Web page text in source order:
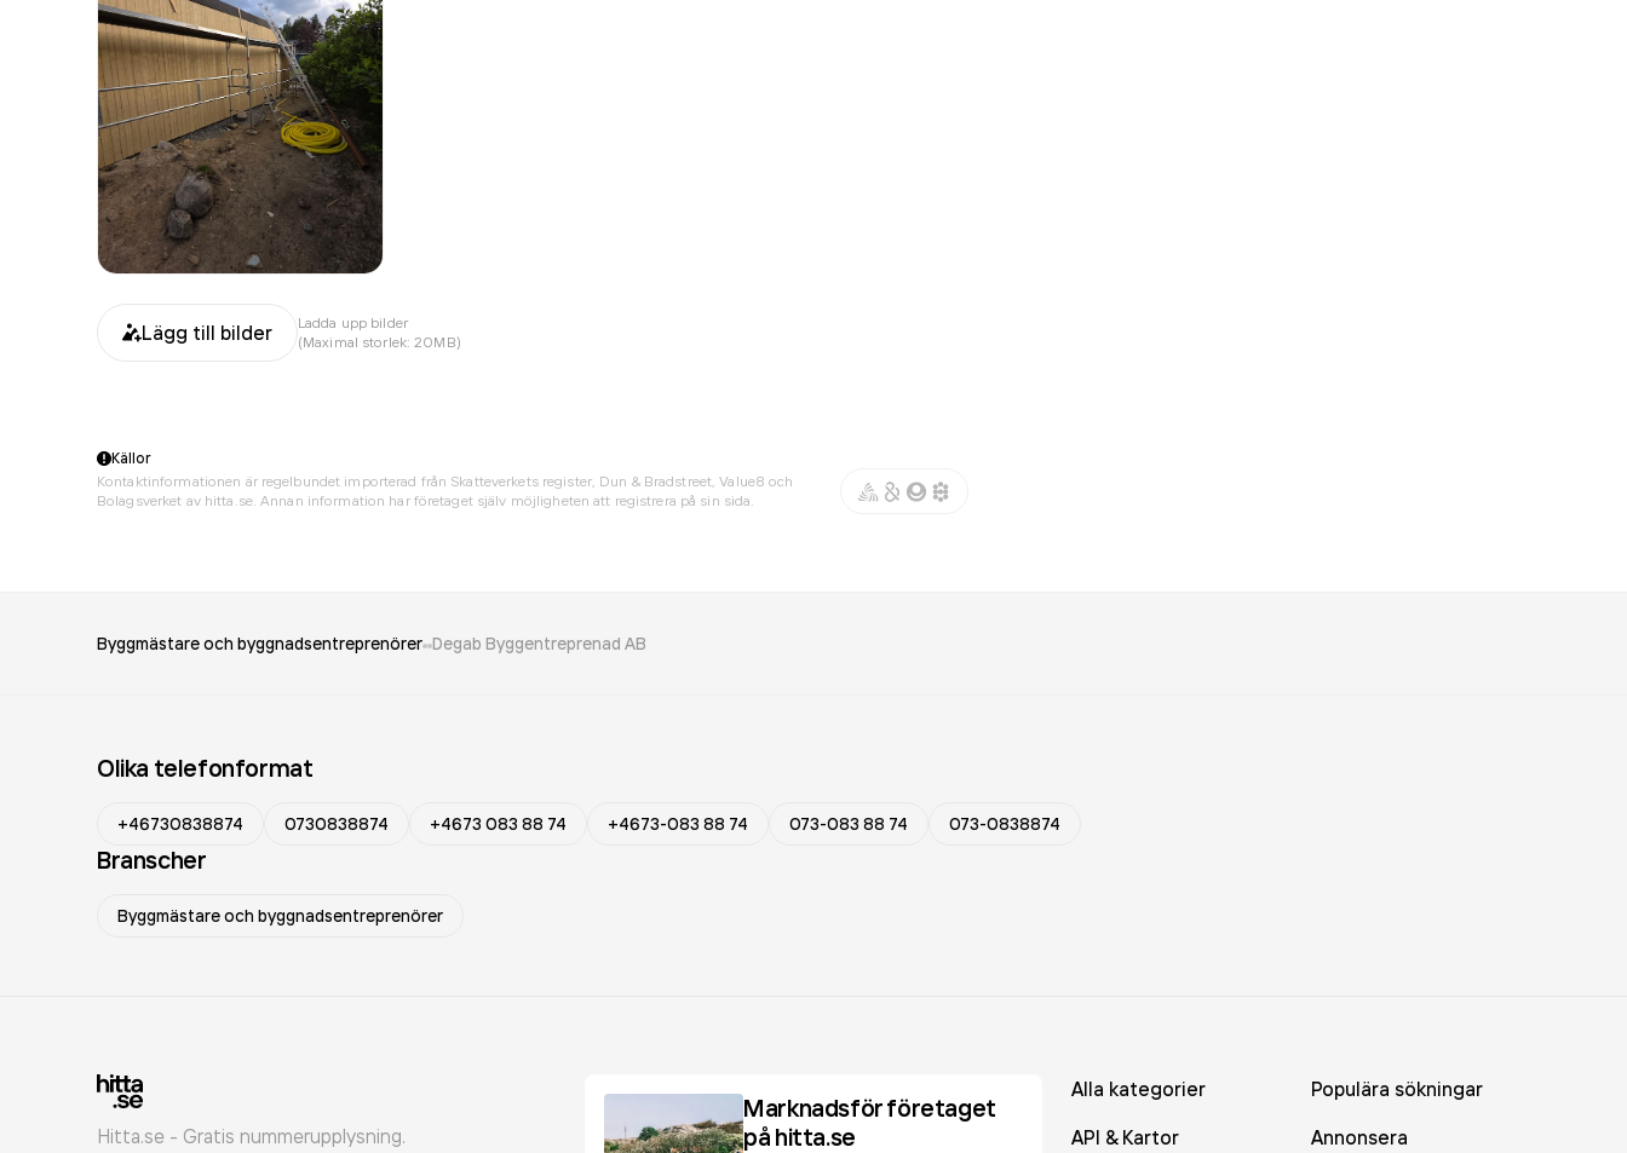
Lägg till bilder
Ladda upp bilder
(Maximal storlek: 20MB)
Källor
Kontaktinformationen är regelbundet importerad från Skatteverkets register, Dun & Bradstreet, Value8 och
Bolagsverket av hitta.se. Annan information har företaget själv möjligheten att registrera på sin sida.
Byggmästare och byggnadsentreprenörer Degab Byggentreprenad AB
Olika telefonformat
+46730838874 0730838874 +4673 083 88 74 +4673-083 88 74 073-083 88 74 073-0838874
Branscher
Byggmästare och byggnadsentreprenörer
Hitta.se - Gratis nummerupplysning.
Marknadsför företaget
på hitta.se
Alla kategorier
Populära sökningar
API & Kartor
Annonsera